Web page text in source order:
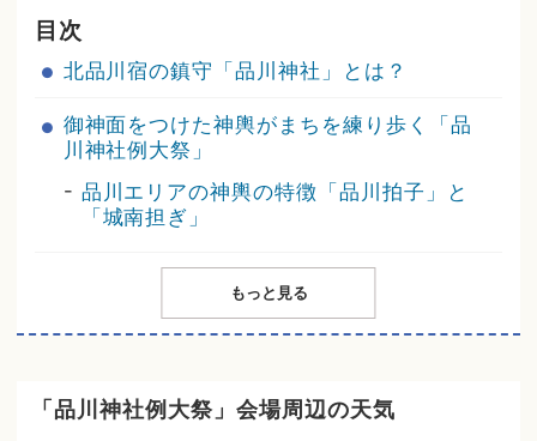
目次
北品川宿の鎮守「品川神社」とは？
御神面をつけた神輿がまちを練り歩く「品
川神社例大祭」
- 品川エリアの神輿の特徴「品川拍子」と
「城南担ぎ」
もっと見る
「品川神社例大祭」会場周辺の天気